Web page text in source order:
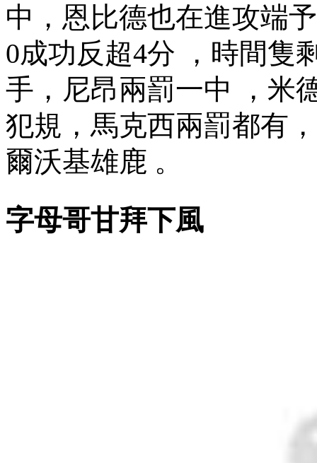
中，恩比德也在進攻端
0成功反超4分 ，時間
手 ，尼昂兩罰一中 
犯規，馬克西兩罰都有
爾沃基雄鹿 。
字母哥甘拜下風